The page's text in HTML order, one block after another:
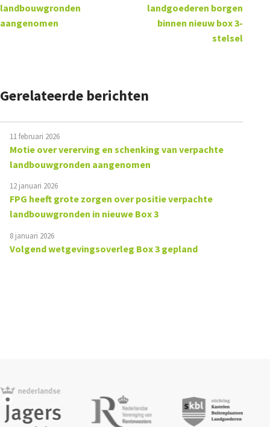
landbouwgronden
aangenomen
landgoederen borgen
binnen nieuw box 3-
stelsel
Gerelateerde berichten
11 februari 2026
Motie over vererving en schenking van verpachte
landbouwgronden aangenomen
12 januari 2026
FPG heeft grote zorgen over positie verpachte
landbouwgronden in nieuwe Box 3
8 januari 2026
Volgend wetgevingsoverleg Box 3 gepland